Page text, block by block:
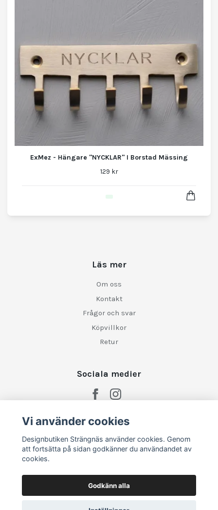
ExMez - Hängare "NYCKLAR" I Borstad Mässing
129 kr
Läs mer
Om oss
Kontakt
Frågor och svar
Köpvillkor
Retur
Sociala medier
Vi använder cookies
Designbutiken Strängnäs använder cookies. Genom
att fortsätta på sidan godkänner du användandet av
cookies.
Godkänn alla